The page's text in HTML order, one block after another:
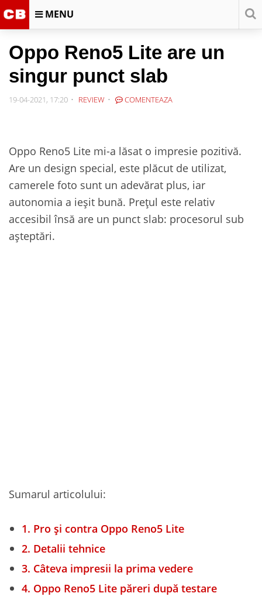
MENU
Oppo Reno5 Lite are un
singur punct slab
19-04-2021, 17:20 REVIEW COMENTEAZA
Oppo Reno5 Lite mi-a lăsat o impresie pozitivă.
Are un design special, este plăcut de utilizat,
camerele foto sunt un adevărat plus, iar
autonomia a ieșit bună. Prețul este relativ
accesibil însă are un punct slab: procesorul sub
așteptări.
Sumarul articolului:
1. Pro și contra Oppo Reno5 Lite
2. Detalii tehnice
3. Câteva impresii la prima vedere
4. Oppo Reno5 Lite păreri după testare